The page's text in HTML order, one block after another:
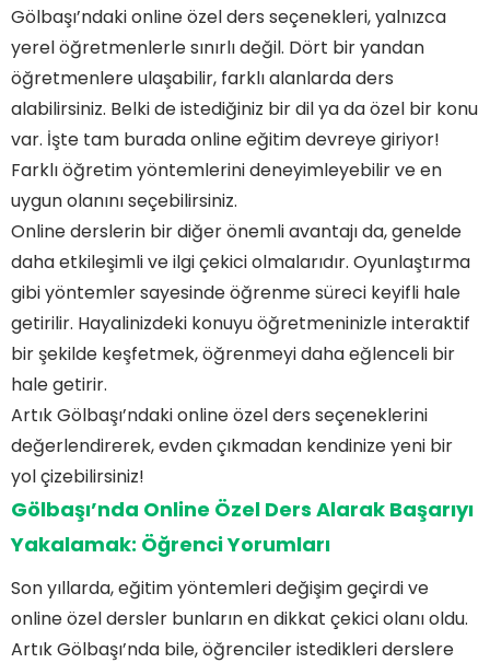
Gölbaşı’ndaki online özel ders seçenekleri, yalnızca
yerel öğretmenlerle sınırlı değil. Dört bir yandan
öğretmenlere ulaşabilir, farklı alanlarda ders
alabilirsiniz. Belki de istediğiniz bir dil ya da özel bir konu
var. İşte tam burada online eğitim devreye giriyor!
Farklı öğretim yöntemlerini deneyimleyebilir ve en
uygun olanını seçebilirsiniz.
Online derslerin bir diğer önemli avantajı da, genelde
daha etkileşimli ve ilgi çekici olmalarıdır. Oyunlaştırma
gibi yöntemler sayesinde öğrenme süreci keyifli hale
getirilir. Hayalinizdeki konuyu öğretmeninizle interaktif
bir şekilde keşfetmek, öğrenmeyi daha eğlenceli bir
hale getirir.
Artık Gölbaşı’ndaki online özel ders seçeneklerini
değerlendirerek, evden çıkmadan kendinize yeni bir
yol çizebilirsiniz!
Gölbaşı’nda Online Özel Ders Alarak Başarıyı
Yakalamak: Öğrenci Yorumları
Son yıllarda, eğitim yöntemleri değişim geçirdi ve
online özel dersler bunların en dikkat çekici olanı oldu.
Artık Gölbaşı’nda bile, öğrenciler istedikleri derslere
Hızlı Okuma Programına Nasıl Katılabilirim?
Gölbaşı'nda Eğitim İhtiyaçlarınıza Özel: Online
Derslerle Başarıya Ulaşın!
Evden Çıkmadan Öğrenin: Gölbaşı Online Özel
Ders Seçenekleri!
Gölbaşı’nda Online Özel Ders Alarak Başarıyı
Yakalamak: Öğrenci Yorumları
Eğitimde Yeni Dönem: Gölbaşı'nın Online Özel
Ders Fırsatları Nelerdir?
Sıkça Sorulan Sorular